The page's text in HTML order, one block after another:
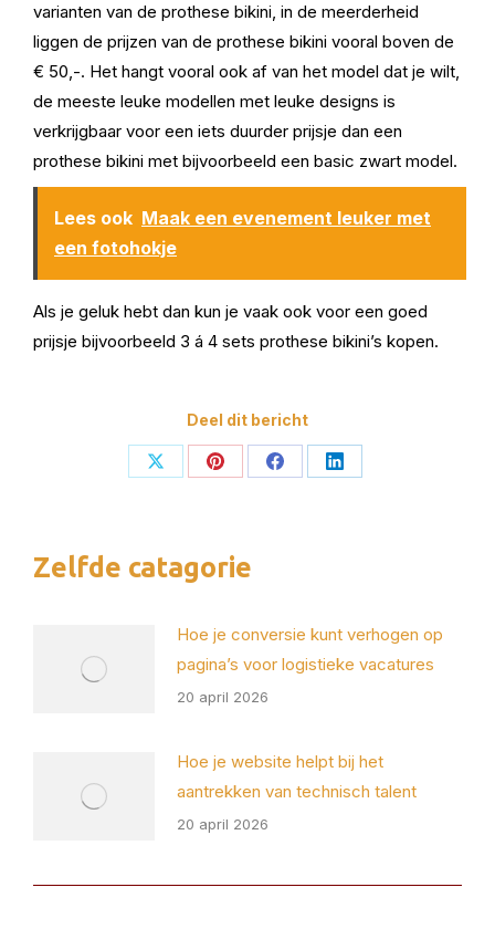
varianten van de prothese bikini, in de meerderheid
liggen de prijzen van de prothese bikini vooral boven de
€ 50,-. Het hangt vooral ook af van het model dat je wilt,
de meeste leuke modellen met leuke designs is
verkrijgbaar voor een iets duurder prijsje dan een
prothese bikini met bijvoorbeeld een basic zwart model.
Lees ook Maak een evenement leuker met
een fotohokje
Als je geluk hebt dan kun je vaak ook voor een goed
prijsje bijvoorbeeld 3 á 4 sets prothese bikini’s kopen.
Deel dit bericht
Deel
Deel
Deel
Deel
Zelfde catagorie
Hoe je conversie kunt verhogen op
pagina’s voor logistieke vacatures
20 april 2026
Hoe je website helpt bij het
aantrekken van technisch talent
20 april 2026